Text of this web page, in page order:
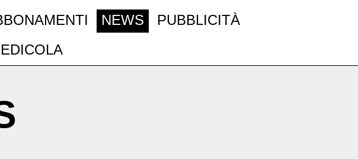
NEWS
PUBBLICITÀ